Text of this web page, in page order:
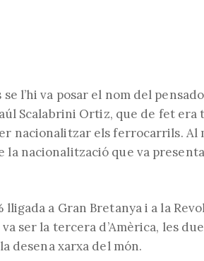
l’hi va posar el nom del
Scalabrini Ortiz, que de fet era
nacionalitzar els ferrocarrils. Al
nacionalització que va
a Gran Bretanya i a la
ser la tercera d’Amèrica, les
desena xarxa del món.